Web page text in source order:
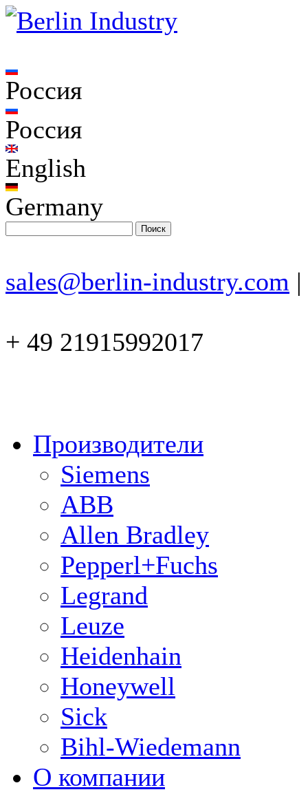
Россия
Россия
English
Germany
sales@berlin-industry.com |
+ 49 21915992017
Производители
Siemens
ABB
Allen Bradley
Pepperl+Fuchs
Legrand
Leuze
Heidenhain
Honeywell
Sick
Bihl-Wiedemann
О компании